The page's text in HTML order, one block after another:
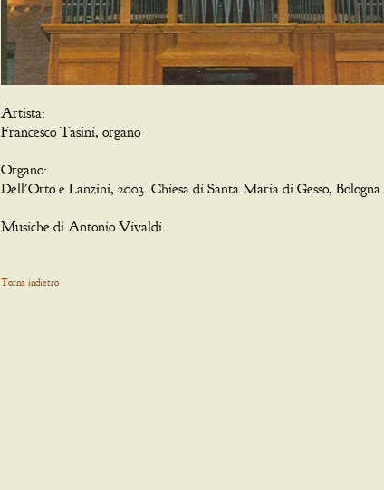
Artista:
Francesco Tasini, organo
Organo:
Dell'Orto e Lanzini, 2003. Chiesa di Santa Maria di Gesso, Bologna.
Musiche di Antonio Vivaldi.
Torna indietro